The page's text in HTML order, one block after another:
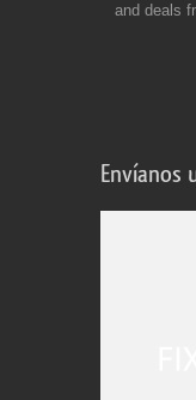
and deals
Envíanos